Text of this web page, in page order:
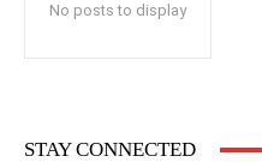
No posts to display
STAY CONNECTED